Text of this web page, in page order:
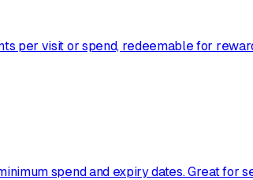
per visit or spend, redeemable for
spend and expiry dates. Great for